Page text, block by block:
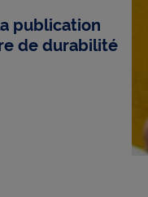
publication
de durabilité
fenêtre
fenêtre
- nouvelle fenêtre